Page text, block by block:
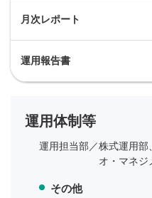
月次レポート
運用報告書
運用体制等
運用担当部／株式運用部
オ・マネジ
その他